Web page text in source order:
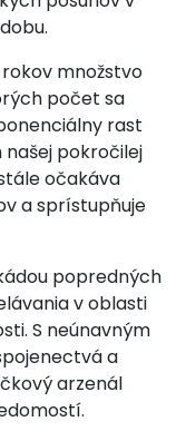
množstvo
počet sa
rast
pokročilej
očakáva
a sprístupňuje
popredných
v oblasti
S neúnavným
a
arzenál